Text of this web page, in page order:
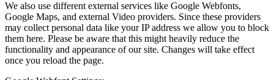
We also use different external services like Google Webfonts,
Google Maps, and external Video providers. Since these providers
may collect personal data like your IP address we allow you to block
them here. Please be aware that this might heavily reduce the
functionality and appearance of our site. Changes will take effect
once you reload the page.